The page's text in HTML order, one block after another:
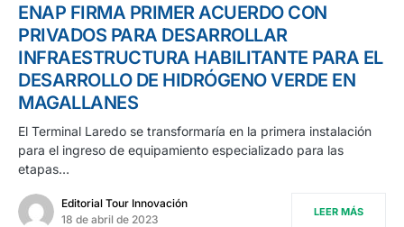
ENAP FIRMA PRIMER ACUERDO CON
PRIVADOS PARA DESARROLLAR
INFRAESTRUCTURA HABILITANTE PARA EL
DESARROLLO DE HIDRÓGENO VERDE EN
MAGALLANES
El Terminal Laredo se transformaría en la primera instalación
para el ingreso de equipamiento especializado para las
etapas…
Editorial Tour Innovación
18 de abril de 2023
LEER MÁS